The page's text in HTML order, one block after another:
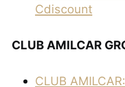
Cdiscount
CLUB AMILCAR
CLUB